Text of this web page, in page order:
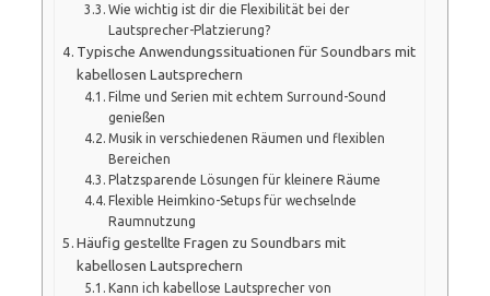
Wie wichtig ist dir die Flexibilität bei der
Lautsprecher-Platzierung?
Typische Anwendungssituationen für Soundbars mit
kabellosen Lautsprechern
Filme und Serien mit echtem Surround-Sound
genießen
Musik in verschiedenen Räumen und flexiblen
Bereichen
Platzsparende Lösungen für kleinere Räume
Flexible Heimkino-Setups für wechselnde
Raumnutzung
Häufig gestellte Fragen zu Soundbars mit
kabellosen Lautsprechern
Kann ich kabellose Lautsprecher von